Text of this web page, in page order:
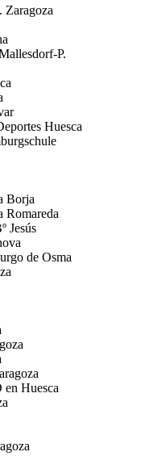
Zaragoza
P.
Huesca
Borja
Romareda
Jesús
de Osma
Huesca